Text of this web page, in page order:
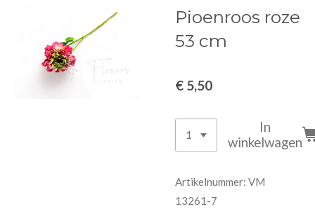
Pioenroos roze
53 cm
€ 5,50
In
winkelwagen
Artikelnummer: VM
13261-7